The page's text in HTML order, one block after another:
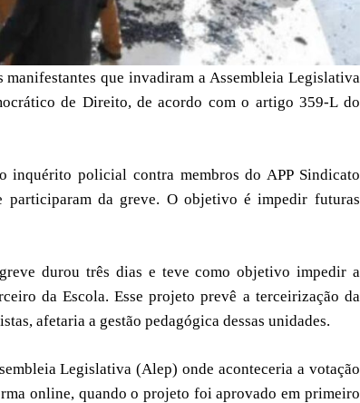
que invadiram a Assembleia Legislativa
de Direito, de acordo com o artigo 359-L do
inquérito policial contra membros do APP Sindicato
participaram da greve. O objetivo é impedir futuras
durou três dias e teve como objetivo impedir a
da Escola. Esse projeto prevê a terceirização da
afetaria a gestão pedagógica dessas unidades.
Legislativa (Alep) onde aconteceria a votação
online, quando o projeto foi aprovado em primeiro